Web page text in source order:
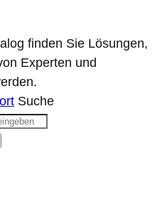
finden Sie Lösungen,
Experten und
Suche